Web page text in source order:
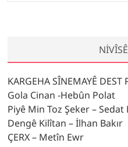
KARGEHA SÎNEMAYÊ DEST
Gola Cinan -Hebûn Polat
Piyê Min Toz Şeker – Sedat
Dengê Kilîtan – İlhan Bakır
ÇERX – Metîn Ewr